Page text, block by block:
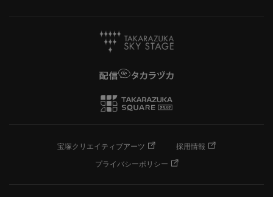
宝塚クリエイティブアーツ
採用情報
プライバシーポリシー